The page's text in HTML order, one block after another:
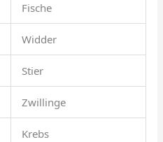
Fische
Widder
Stier
Zwillinge
Krebs